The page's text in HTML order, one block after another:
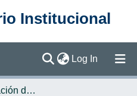
Institucional
Log In (current)
Oficina de Planificación de la Educación Superior (OPES)